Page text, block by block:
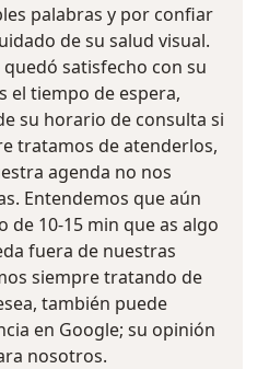
palabras y por confiar
de su salud visual.
satisfecho con su
el tiempo de espera,
su horario de consulta si
tratamos de atenderlos,
agenda no nos
Entendemos que aún
de 10-15 min que as algo
fuera de nuestras
siempre tratando de
también puede
en Google; su opinión
nosotros.